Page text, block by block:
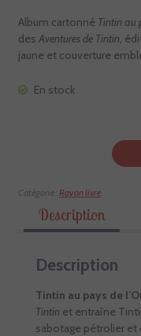
INITIAL
ÉTAIT :
15.00 €.
Album cartonné Tintin au
des Aventures de Tintin,
jaune et couverture
En stock
Catégorie :Rayon livre
Description
Description
Tintin au pays de
Tintin et entraîne
sabotage pétrolier et